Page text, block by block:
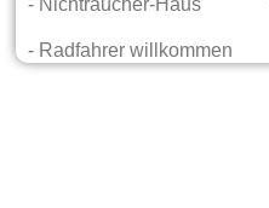
- Nichtraucher-Haus
- Radfahrer willkommen